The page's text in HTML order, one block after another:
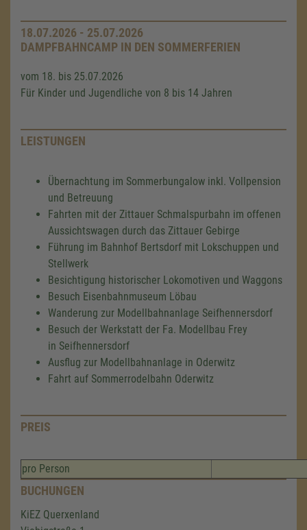
18.07.2026 - 25.07.2026
DAMPFBAHNCAMP IN DEN SOMMERFERIEN
vom 18. bis 25.07.2026
Für Kinder und Jugendliche von 8 bis 14 Jahren
LEISTUNGEN
Übernachtung im Sommerbungalow inkl. Vollpension
und Betreuung
Fahrten mit der Zittauer Schmalspurbahn im offenen
Aussichtswagen durch das Zittauer Gebirge
Führung im Bahnhof Bertsdorf mit Lokschuppen und
Stellwerk
Besichtigung historischer Lokomotiven und Waggons
Besuch Eisenbahnmuseum Löbau
Wanderung zur Modellbahnanlage Seifhennersdorf
Besuch der Werkstatt der Fa. Modellbau Frey
in Seifhennersdorf
Ausflug zur Modellbahnanlage in Oderwitz
Fahrt auf Sommerrodelbahn Oderwitz
PREIS
pro Person
BUCHUNGEN
KiEZ Querxenland